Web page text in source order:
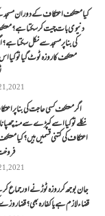
کیا معتکف اعتکاف کے دوران مسجد
دنیوی بات چیت کر سکتا
کی بنا پر مسجد سے نکل سکتا
معتکف کا روزہ ٹوٹ گیا تو کیا
2021
اگر معتکف کسی حاجت کی بنا پر
نکلے تو کیا اسے کپڑے سے منہ
اعتکاف کی کتنی قسمیں ہیں؟کیا
2021
جان بوجھ کر روزہ ٹوڑنے اور
قضاء لازم ہے یا کفارہ بھی؟ قضا